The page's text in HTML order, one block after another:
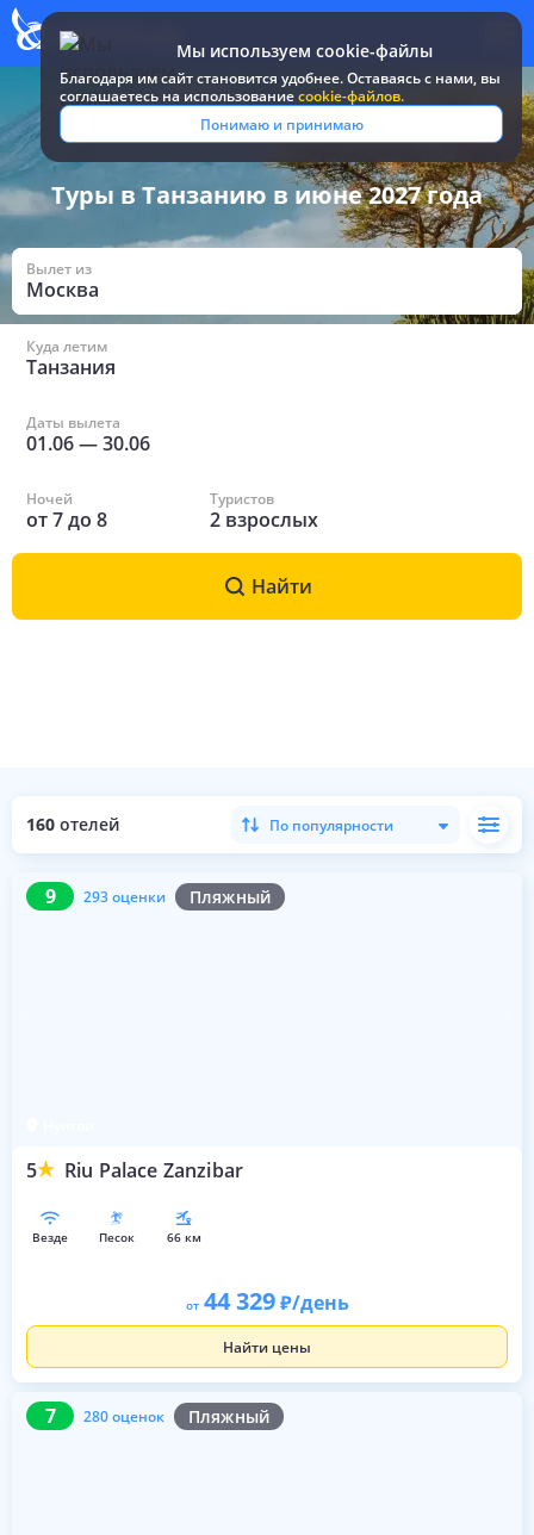
Мы используем cookie-файлы
Благодаря им сайт становится удобнее. Оставаясь c нами, вы
соглашаетесь на использованиеcookie-файлов.
Понимаю и принимаю
Все туры и путевки / Танзания / Июнь
Туры в Танзанию в июне 2027 года
Вылет из
Москва
Куда летим
Танзания
Даты вылета
01.06—30.06
Ночей
от7до 8
Туристов
2 взрослых
Найти
160 отелей По популярности
9 293 оценки Пляжный
5 Riu Palace Zanzibar
9 293 оценки
везде песок 66 км
от 44 329 /день
Найти цены
7 280 оценок Пляжный
7 280 оценок